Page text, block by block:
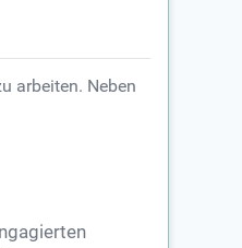
arbeiten. Neben